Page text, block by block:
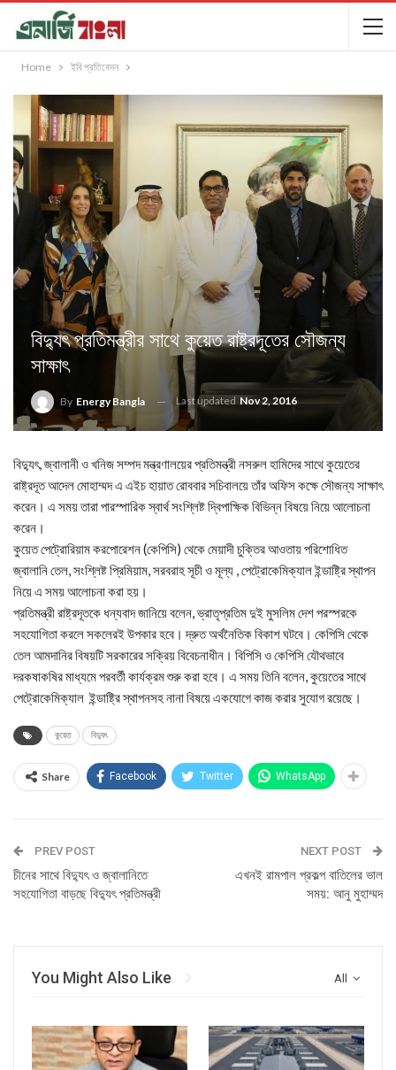
Home ইবি প্রতিবেদন
বিদ্যুৎ প্রতিমন্ত্রীর সাথে কুয়েত রাষ্ট্রদূতের সৌজন্য
সাক্ষাৎ
By Energy Bangla Last updated Nov 2, 2016
বিদ্যুৎ, জ্বালানী ও খনিজ সম্পদ মন্ত্রণালয়ের প্রতিমন্ত্রী নসরুল হামিদের সাথে কুয়েতের
রাষ্ট্রদূত আদেল মোহাম্মদ এ এইচ হায়াত রোববার সচিবালয়ে তাঁর অফিস কক্ষে সৌজন্য সাক্ষাৎ
করেন। এ সময় তারা পারস্পারিক স্বার্থ সংশ্লিষ্ট দ্বিপাক্ষিক বিভিন্ন বিষয়ে নিয়ে আলোচনা
করেন।
কুয়েত পেট্রোরিয়াম করপোরেশন (কেপিসি) থেকে মেয়াদী চুক্তির আওতায় পরিশোধিত
জ্বালানি তেল, সংশ্লিষ্ট প্রিমিয়াম, সরবরাহ সূচী ও মূল্য , পেট্রোকেমিক্যাল ইন্ডাষ্ট্রি স্থাপন
নিয়ে এ সময় আলোচনা করা হয়।
প্রতিমন্ত্রী রাষ্ট্রদূতকে ধন্যবাদ জানিয়ে বলেন, ভ্রাতৃপ্রতিম দুই মুসলিম দেশ পরস্পরকে
সহযোগিতা করলে সকলেরই উপকার হবে। দ্রুত অর্থনৈতিক বিকাশ ঘটবে। কেপিসি থেকে
তেল আমদানির বিষয়টি সরকারের সক্রিয় বিবেচনাধীন। বিপিসি ও কেপিসি যৌথভাবে
দরকষাকষির মাধ্যমে পরবর্তী কার্যক্রম শুরু করা হবে। এ সময় তিনি বলেন, কুয়েতের সাথে
পেট্রোকেমিক্যাল ইন্ডাষ্ট্রি স্থাপনসহ নানা বিষয়ে একযোগে কাজ করার সুযোগ রয়েছে।
কুয়েত বিদ্যুৎ
Share Facebook Twitter WhatsApp
PREV POST
চীনের সাথে বিদ্যুৎ ও জ্বালানিতে
সহযোগিতা বাড়ছে বিদ্যুৎ প্রতিমন্ত্রী
NEXT POST
এখনই রামপাল প্রকল্প বাতিলের ভাল
সময়: আনু মুহাম্মদ
All
You Might Also Like